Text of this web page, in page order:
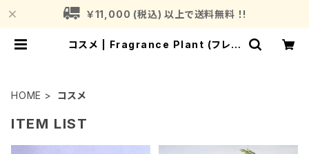
￥11,000 (税込) 以上で送料無料 ！!
コスメ | Fragrance Plant (フレグ
HOME コスメ
ITEM LIST